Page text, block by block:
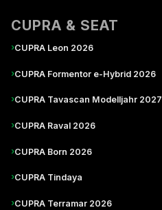
CUPRA & SEAT
›CUPRA Leon 2026
›CUPRA Formentor e-Hybrid 2026
›CUPRA Tavascan Modelljahr 2027
›CUPRA Raval 2026
›CUPRA Born 2026
›CUPRA Tindaya
›CUPRA Terramar 2026